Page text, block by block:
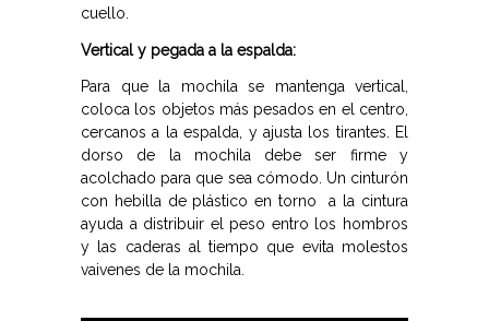
cuello.
Vertical y pegada a la espalda:
Para que la mochila se mantenga vertical,
coloca los objetos más pesados en el centro,
cercanos a la espalda, y ajusta los tirantes. El
dorso de la mochila debe ser firme y
acolchado para que sea cómodo. Un cinturón
con hebilla de plástico en torno a la cintura
ayuda a distribuir el peso entro los hombros
y las caderas al tiempo que evita molestos
vaivenes de la mochila.